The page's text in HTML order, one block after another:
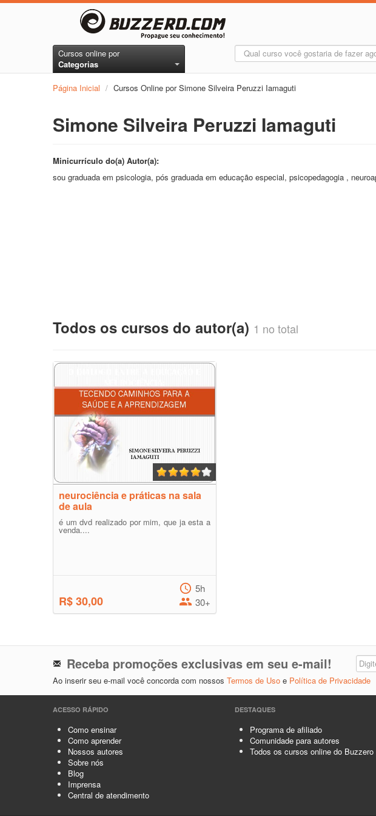
Cursos online por
Categorias
Página Inicial / Cursos Online por Simone Silveira Peruzzi Iamaguti
Simone Silveira Peruzzi Iamaguti
Minicurrículo do(a) Autor(a):
sou graduada em psicologia, pós graduada em educação especial, psicopedagogia ,
Todos os cursos do autor(a) 1 no total
neurociência e práticas na sala
de aula
é um dvd realizado por mim, que ja esta a
venda....
R$ 30,00
5h
30+
Receba promoções exclusivas em seu e-mail!
Ao inserir seu e-mail você concorda com nossos Termos de Uso e Política de Privacidade
ACESSO RÁPIDO
Como ensinar
Como aprender
Nossos autores
Sobre nós
Blog
Imprensa
Central de atendimento
DESTAQUES
Programa de afiliado
Comunidade para autores
Todos os cursos online do Buzzero